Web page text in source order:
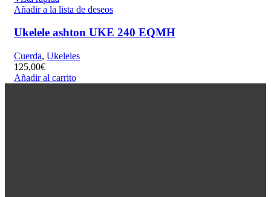
Añadir a la lista de deseos
Ukelele ashton UKE 240 EQMH
Cuerda, Ukeleles
125,00€
Añadir al carrito